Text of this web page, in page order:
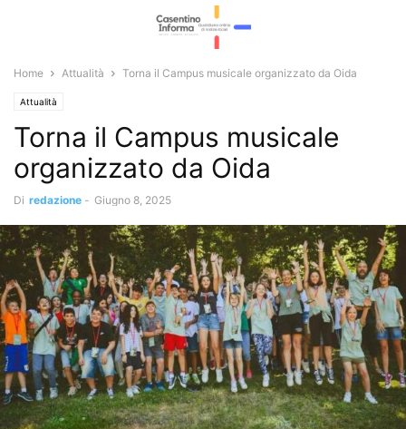
Home Attualità Torna il Campus musicale organizzato da Oida
Attualità
Torna il Campus musicale
organizzato da Oida
Di redazione - Giugno 8, 2025